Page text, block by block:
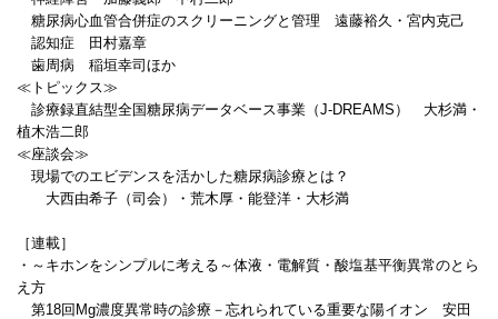
糖尿病心血管合併症のスクリーニングと管理 遠藤裕久・宮内克己
認知症 田村嘉章
歯周病 稲垣幸司ほか
≪トピックス≫
診療録直結型全国糖尿病データベース事業（J-DREAMS） 大杉満・
植木浩二郎
≪座談会≫
現場でのエビデンスを活かした糖尿病診療とは？
大西由希子（司会）・荒木厚・能登洋・大杉満
［連載］
・～キホンをシンプルに考える～体液・電解質・酸塩基平衡異常のとら
え方
第18回Mg濃度異常時の診療－忘れられている重要な陽イオン 安田